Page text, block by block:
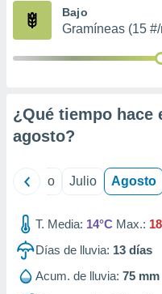
publicidad
1199
Bajo
Gramíneas (15 #/
¿Qué tiempo hace
agosto?
Junio Julio Agosto
T. Media: 14°C Max.:
Días de lluvia: 13 días
Acum. de lluvia: 75 mm